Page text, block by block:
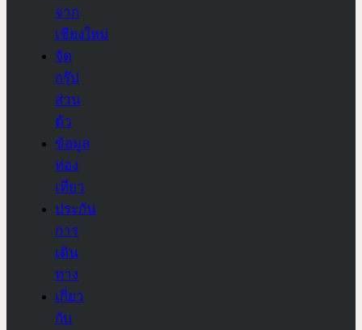
จาก
เชียงใหม่
จัด
กรุ๊ป
ส่วน
ตัว
ข้อมูล
ท่อง
เที่ยว
ประกัน
การ
เดิน
ทาง
เกี่ยว
กับ